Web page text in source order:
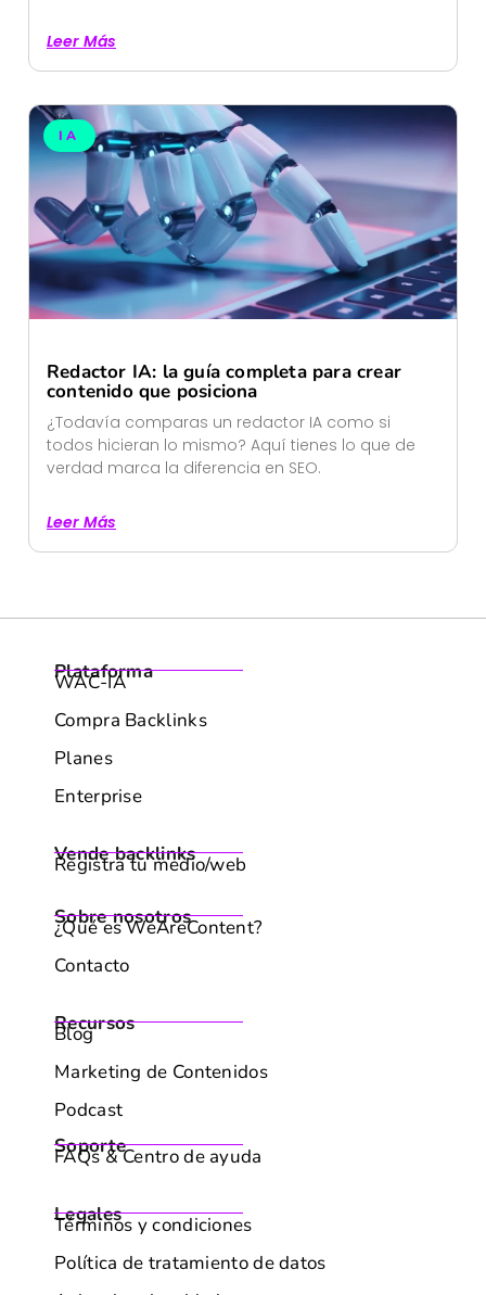
Leer Más
IA
Redactor IA: la guía completa para crear
contenido que posiciona
¿Todavía comparas un redactor IA como si
todos hicieran lo mismo? Aquí tienes lo que de
verdad marca la diferencia en SEO.
Leer Más
Plataforma
WAC-IA
Compra Backlinks
Planes
Enterprise
Vende backlinks
Registra tu medio/web
Sobre nosotros
¿Qué es WeAreContent?
Contacto
Recursos
Blog
Marketing de Contenidos
Podcast
Soporte
FAQs & Centro de ayuda
Legales
Términos y condiciones
Política de tratamiento de datos